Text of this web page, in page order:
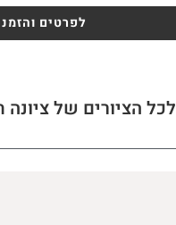
לפרטים
לכל הציורים של ציונה